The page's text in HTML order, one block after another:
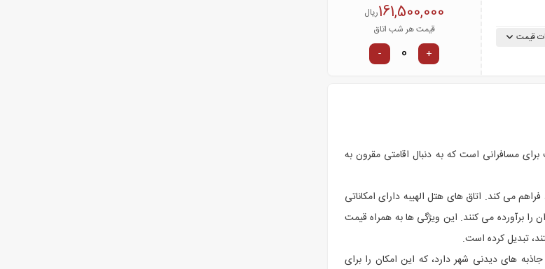
قیمت
161,500,000ریال
قیمت هر شب اتاق
+
-
برای مسافرانی است که به دنبال اقامتی مقرون به
می کند. اتاق های هتل الهیبه دارای امکاناتی
را برآورده می کنند. این ویژگی ها به همراه قیمت
تبدیل کرده است.
های دیدنی شهر دارد، که این امکان را برای